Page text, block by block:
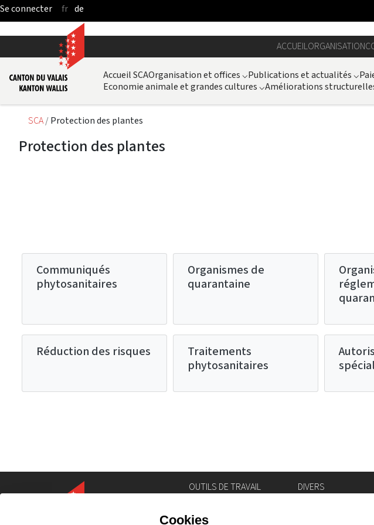
Saut au contenu principal
fr de
ACCUEILORGANISATION
Accueil SCAOrganisation et offices ⌵Publications et actualités ⌵
Economie animale et grandes cultures ⌵Améliorations
SCA Protection des plantes
Protection des plantes
Communiqués
phytosanitaires
Organismes de
quarantaine
Réduction des risques
Traitements
phytosanitaires
OUTILS DE TRAVAIL
Géoportail
DIVERS